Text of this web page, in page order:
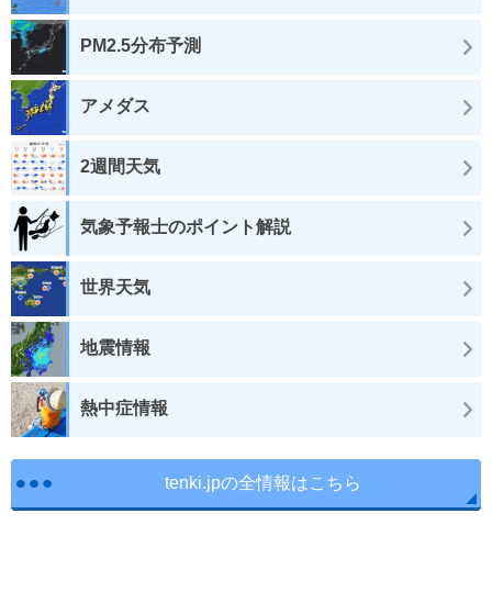
PM2.5分布予測
アメダス
2週間天気
気象予報士のポイント解説
世界天気
地震情報
熱中症情報
tenki.jpの全情報はこちら